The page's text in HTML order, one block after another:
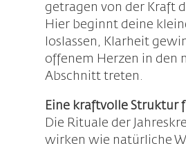
getragen von der Kraft
Hier beginnt deine
loslassen, Klarheit
offenem Herzen in den
Abschnitt treten.
Eine kraftvolle Struktur
Die Rituale der
wirken wie natürliche